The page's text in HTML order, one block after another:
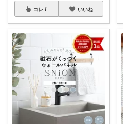
コレ いいね